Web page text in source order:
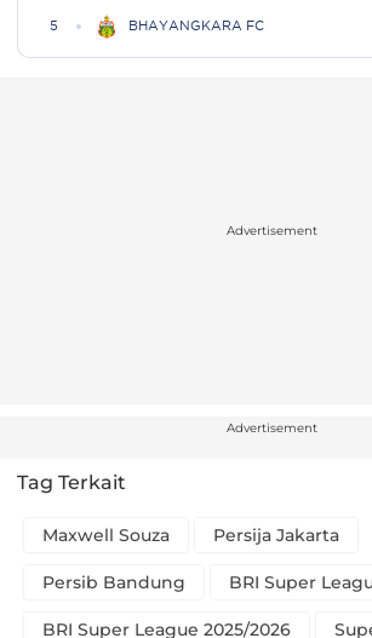
Advertisement
Advertisement
Tag Terkait
Maxwell Souza Persija Jakarta
Persib Bandung BRI Super
BRI Super League 2025/2026